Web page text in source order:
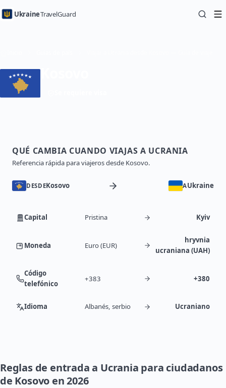
UkraineTravelGuard
QUÉ CAMBIA CUANDO VIAJAS A UCRANIA
Referencia rápida para viajeros desde Kosovo.
DESDEKosovo AUkraine
Capital Pristina Kyiv
Moneda Euro (EUR)
hryvnia
ucraniana (UAH)
Código
telefónico
+383 +380
Idioma Albanés, serbio Ucraniano
Reglas de entrada a Ucrania para ciudadanos
de Kosovo en 2026